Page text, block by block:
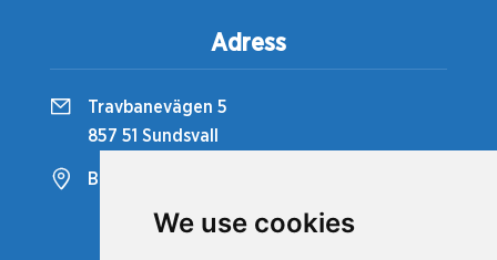
We use cookies
Adress
Travbanevägen 5
857 51 Sundsvall
Bergsåkers Travbana